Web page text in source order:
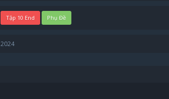
Tập 10 End Phụ Đề
2024